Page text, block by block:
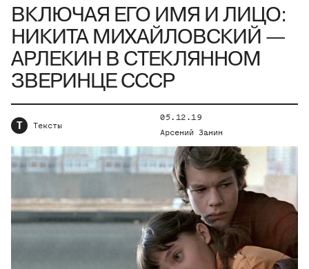
ВКЛЮЧАЯ ЕГО ИМЯ И ЛИЦО:
НИКИТА МИХАЙЛОВСКИЙ —
АРЛЕКИН В СТЕКЛЯННОМ
ЗВЕРИНЦЕ СССР
Т Тексты
05.12.19
Арсений Занин